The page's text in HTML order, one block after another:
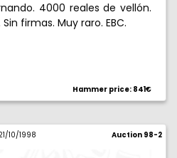
4000 reales de vellón.
firmas. Muy raro. EBC.
Hammer price: 841€
10/1998 Auction 98-2